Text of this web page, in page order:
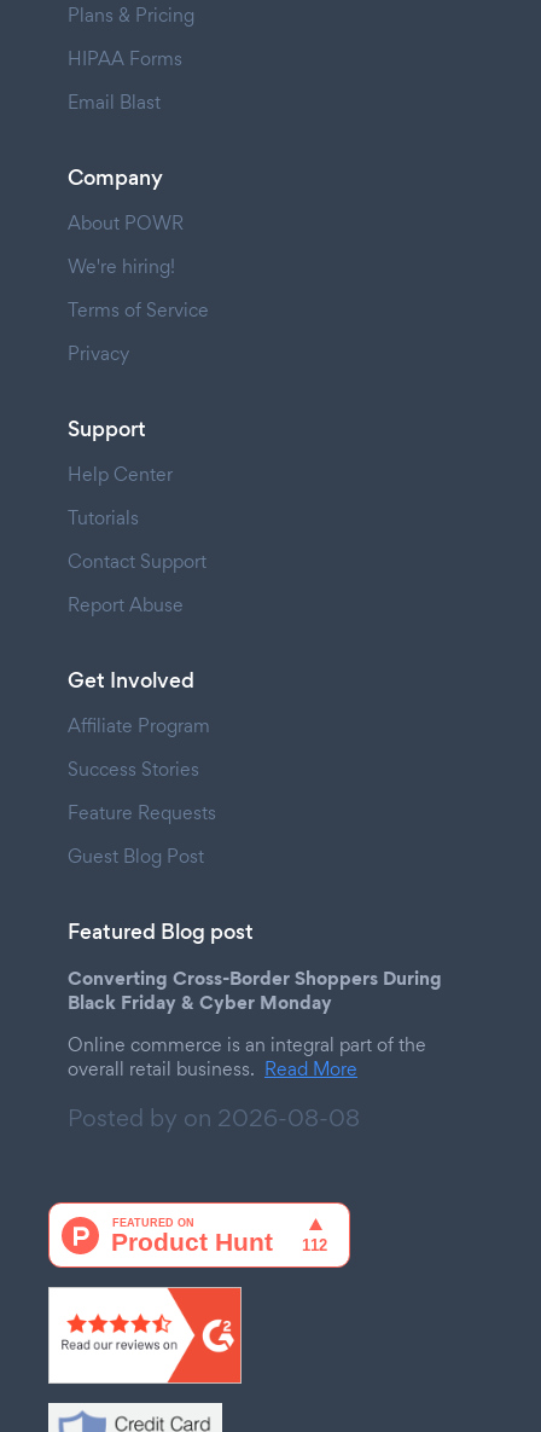
Plans & Pricing
HIPAA Forms
Email Blast
Company
About POWR
We're hiring!
Terms of Service
Privacy
Support
Help Center
Tutorials
Contact Support
Report Abuse
Get Involved
Affiliate Program
Success Stories
Feature Requests
Guest Blog Post
Featured Blog post
Converting Cross-Border Shoppers During
Black Friday & Cyber Monday
Online commerce is an integral part of the
overall retail business. Read More
Posted by on 2026-08-08